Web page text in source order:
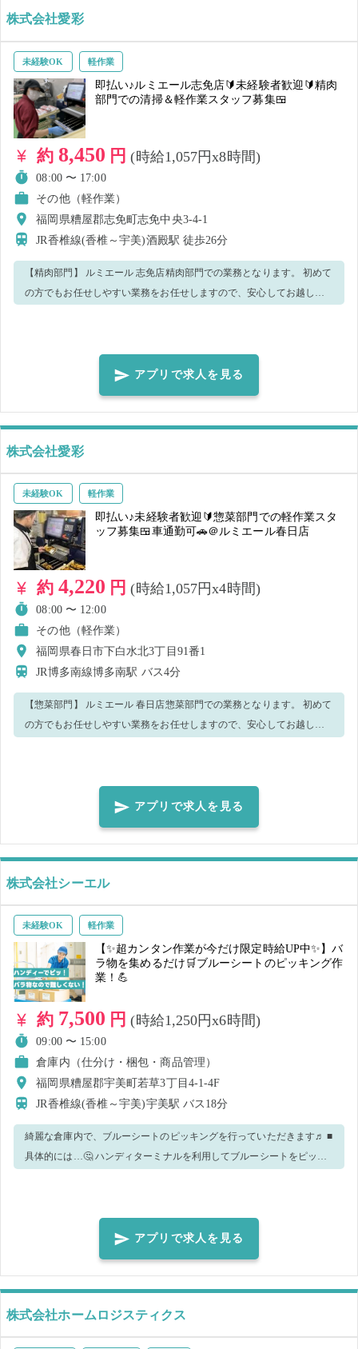
に働く選択肢もございます😉 気になる方・ご希望の方はお近くのスタ
ッフまで👍
株式会社愛彩
未経験OK 軽作業
即払い♪ルミエール志免店🔰未経験者歓迎🔰精肉
部門での清掃＆軽作業スタッフ募集🍱
約 8,450 円(時給1,057円x8時間)
08:00 〜 17:00
その他（軽作業）
福岡県糟屋郡志免町志免中央3-4-1
JR香椎線(香椎～宇美)酒殿駅 徒歩26分
【精肉部門】 ルミエール 志免店精肉部門での業務となります。 初めて
の方でもお任せしやすい業務をお任せしますので、安心してお越しく
仕事をお任せする場合がございます。 予めご了承ください。 当日は店
舗スタッフが優しく対応します！ 皆さんとお会いできることを楽しみ
入口の反対車線側の駐車場をご利用ください。 手前はお客様用となり
ますので奥から駐車ください。
アプリで求人を見る
株式会社愛彩
未経験OK 軽作業
即払い♪未経験者歓迎🔰惣菜部門での軽作業スタ
ッフ募集🍱車通勤可🚗＠ルミエール春日店
約 4,220 円(時給1,057円x4時間)
08:00 〜 12:00
その他（軽作業）
福岡県春日市下白水北3丁目91番1
JR博多南線博多南駅 バス4分
【惣菜部門】 ルミエール 春日店惣菜部門での業務となります。 初めて
の方でもお任せしやすい業務をお任せしますので、安心してお越しく
況によっては別のお仕事をお任せする場合がございます。 予めご了承
できることを楽しみにしています♪ 当日は、エプロンとキャップを貸し
出しします。
アプリで求人を見る
株式会社シーエル
未経験OK 軽作業
【✨超カンタン作業が今だけ限定時給UP中✨】バ
ラ物を集めるだけ🛒ブルーシートのピッキング作
業！💪
約 7,500 円(時給1,250円x6時間)
09:00 〜 15:00
倉庫内（仕分け・梱包・商品管理）
福岡県糟屋郡宇美町若草3丁目4-1-4F
JR香椎線(香椎～宇美)宇美駅 バス18分
綺麗な倉庫内で、ブルーシートのピッキングを行っていただきます♬ ■
具体的には…🤔 ハンディターミナルを利用してブルーシートをピッキ
控えください。 体力に自信のある方、上記のような業務経験のある
方、大歓迎です💪 ※2.手が空いたら、他のお仕事をお願いすることも
ございます。ご了承くださいませ。 お任せする作業の例：ペットフー
ド（7kg～最大12kg程）を台車に積んでラップ巻きをする ■こんな方に
おススメ♪ ・ハンディターミナルの利用に抵抗がない方🧰 ・5～10kgの
重量でも問題なく就業ができる方💪 ・有り余っている体力を使い、体
を動かしたい方🔥 バラでのピッキング作業となりますので、難しい作
アプリで求人を見る
株式会社ホームロジスティクス